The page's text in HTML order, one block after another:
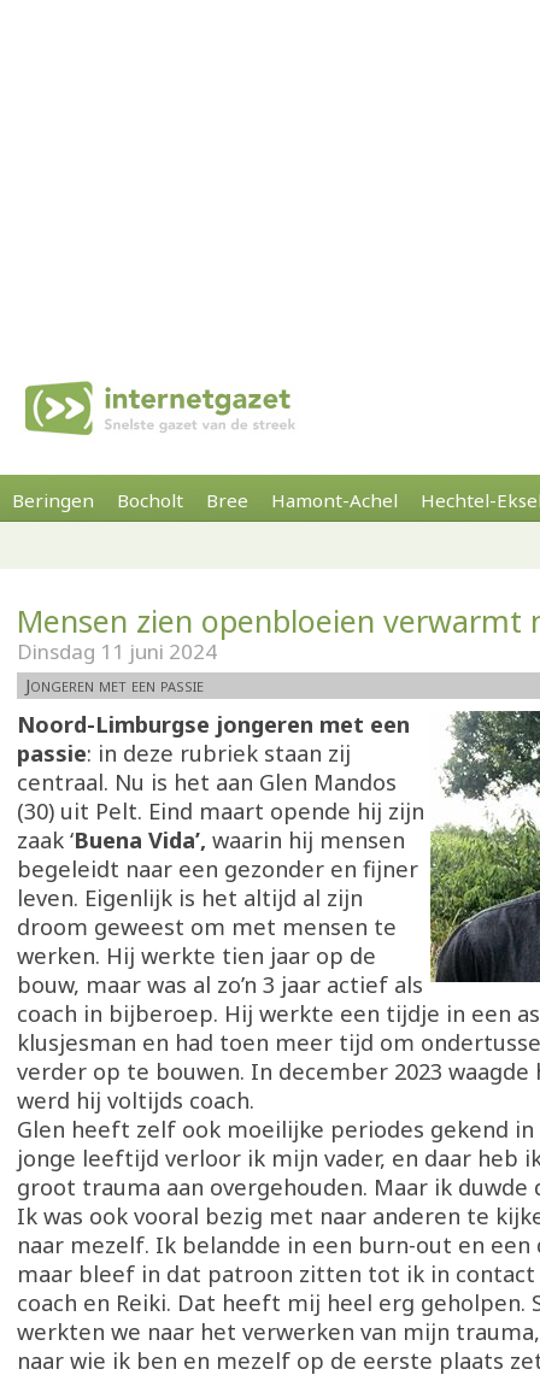
Beringen Bocholt Bree Hamont-Achel Hechtel-
Mensen zien openbloeien verwarmt
Dinsdag 11 juni 2024
Jongeren met een passie
Noord-Limburgse jongeren met een
passie: in deze rubriek staan zij
centraal. Nu is het aan Glen Mandos
(30) uit Pelt. Eind maart opende hij zijn
zaak ‘Buena Vida’, waarin hij mensen
begeleidt naar een gezonder en fijner
leven. Eigenlijk is het altijd al zijn
droom geweest om met mensen te
werken. Hij werkte tien jaar op de
bouw, maar was al zo’n 3 jaar actief als
coach in bijberoep. Hij werkte een tijdje in een
klusjesman en had toen meer tijd om
verder op te bouwen. In december 2023 waagde
werd hij voltijds coach.
Glen heeft zelf ook moeilijke periodes gekend in
jonge leeftijd verloor ik mijn vader, en daar heb
groot trauma aan overgehouden. Maar ik duwde
Ik was ook vooral bezig met naar anderen te
naar mezelf. Ik belandde in een burn-out en een
maar bleef in dat patroon zitten tot ik in
coach en Reiki. Dat heeft mij heel erg geholpen.
werkten we naar het verwerken van mijn
naar wie ik ben en mezelf op de eerste plaats